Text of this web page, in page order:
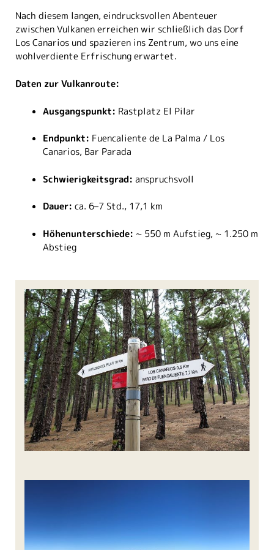
Nach diesem langen, eindrucksvollen Abenteuer
zwischen Vulkanen erreichen wir schließlich das Dorf
Los Canarios und spazieren ins Zentrum, wo uns eine
wohlverdiente Erfrischung erwartet.
Daten zur Vulkanroute:
Ausgangspunkt: Rastplatz El Pilar
Endpunkt: Fuencaliente de La Palma / Los
Canarios, Bar Parada
Schwierigkeitsgrad: anspruchsvoll
Dauer: ca. 6–7 Std., 17,1 km
Höhenunterschiede: ~ 550 m Aufstieg, ~ 1.250 m
Abstieg